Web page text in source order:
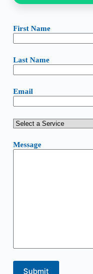
First Name
Last Name
Email
Message